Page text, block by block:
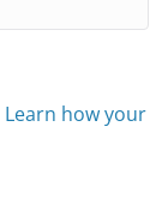
Learn how your